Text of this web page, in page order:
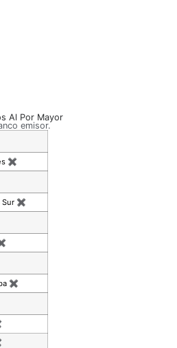
Al Por Mayor
emisor.
✖
Sur ✖
✖